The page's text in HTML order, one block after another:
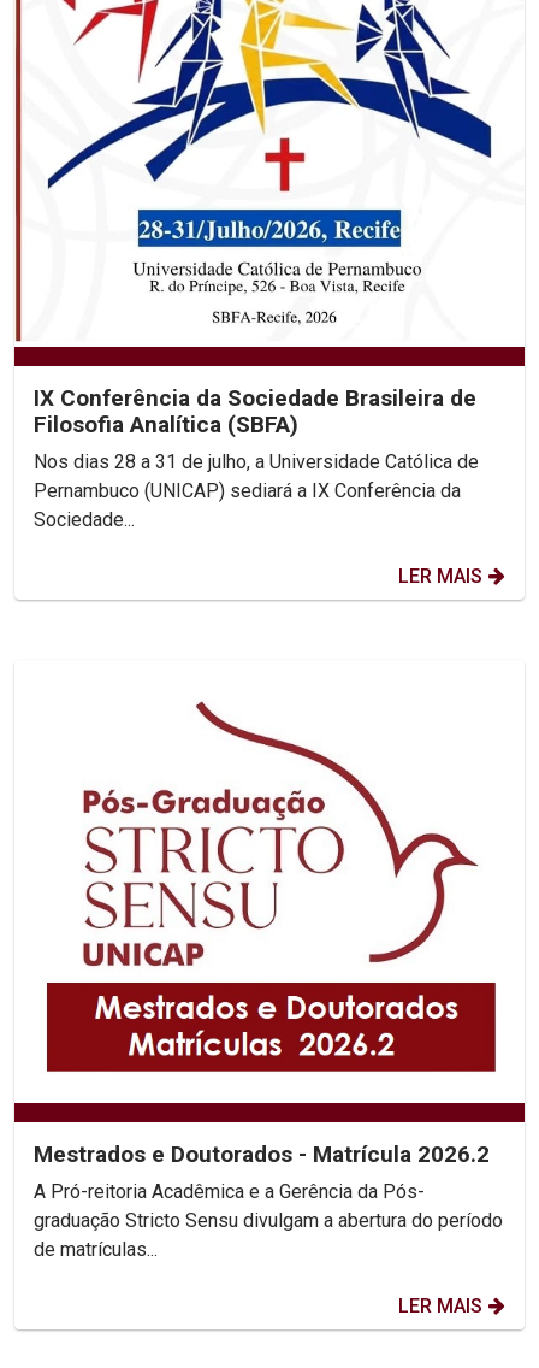
IX Conferência da Sociedade Brasileira de
Filosofia Analítica (SBFA)
Nos dias 28 a 31 de julho, a Universidade Católica de
Pernambuco (UNICAP) sediará a IX Conferência da
Sociedade...
LER MAIS
Mestrados e Doutorados - Matrícula 2026.2
A Pró-reitoria Acadêmica e a Gerência da Pós-
graduação Stricto Sensu divulgam a abertura do período
de matrículas...
LER MAIS